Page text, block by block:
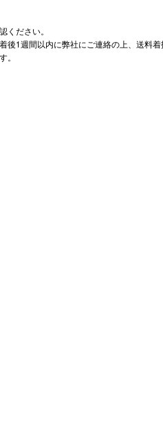
ください。
後1週間以内に弊社にご連絡の上、送料着
。